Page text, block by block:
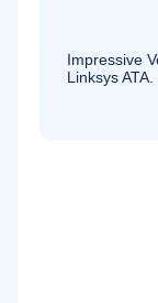
Impressive
LinksysATA